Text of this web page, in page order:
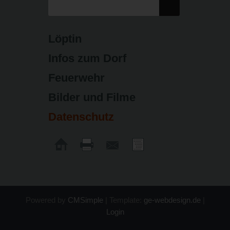
Datenschutz
CMSimple ge-webdesign.de
Login